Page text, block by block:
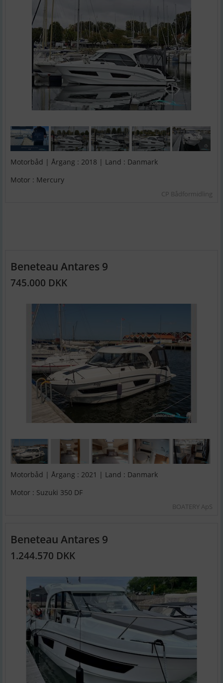
Motorbåd | Årgang : 2018 | Land : Danmark
Motor : Mercury
CP Bådformidling
Beneteau Antares 9
745.000 DKK
Motorbåd | Årgang : 2021 | Land : Danmark
Motor : Suzuki 350 DF
BOATERY ApS
Beneteau Antares 9
1.244.570 DKK